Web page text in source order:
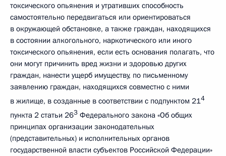
токсического опьянения и утративших способность
самостоятельно передвигаться или ориентироваться
в окружающей обстановке, а также граждан, находящихся
в состоянии алкогольного, наркотического или иного
токсического опьянения, если есть основания полагать, что
они могут причинить вред жизни и здоровью других
граждан, нанести ущерб имуществу, по письменному
заявлению граждан, находящихся совместно с ними
в жилище, в созданные в соответствии с подпунктом 214
пункта 2 статьи 263 Федерального закона «Об общих
принципах организации законодательных
(представительных) и исполнительных органов
государственной власти субъектов Российской Федерации»